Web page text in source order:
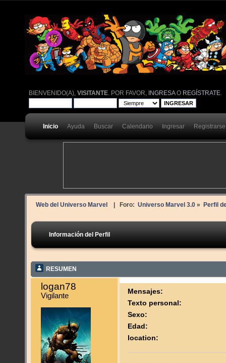
BIENVENIDO(A),VISITANTE . POR FAVOR, INGRESAO REGÍSTRATE
Inicio Ayuda Buscar Calendario Ingresar Registrarse
Web del Universo Marvel | Foro: Universo Marvel 3.0» Perfil
Información del Perfil
RESUMEN
logan78
Vigilante
Mensajes:
Texto personal:
Sexo:
Edad:
location: